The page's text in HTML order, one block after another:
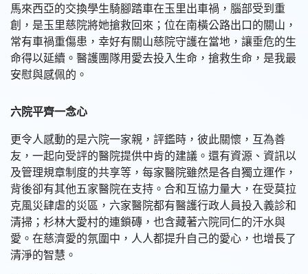
馬來西亞的交換學生騎腳踏車在玉里出車禍，腦部受到重
創，是玉里慈院將她搶救回來；位在南橫公路出口的關山，
常有車禍重傷患，幸好有關山慈院守護在當地，讓垂危的生
命得以延續。醫護團隊用愛去投入生命，搶救生命，是我最
安慰與感佩的。
六院平齊一念心
更令人感動的是六院一家親，評鑑時，彼此關懷，互為善
友，一起向受評的醫院提供中肯的建議。還有資源、資訊以
及管理規章制度的共享等，每家醫院雖然是各自獨立運作，
背後卻有其他五家醫院在支持。合和互協力量大，在受莫拉
克風災肆虐的災區，六家醫院都有醫護行政人員投入義診和
清掃；杉林大愛村的連鎖磚，也含藏著六院同仁的汗水與
愛。在慈濟愛的氛圍中，人人都提升自己的愛心，也增長了
清淨的智慧。